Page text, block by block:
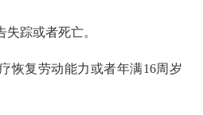
踪或者死亡。
复劳动能力或者年满16周岁